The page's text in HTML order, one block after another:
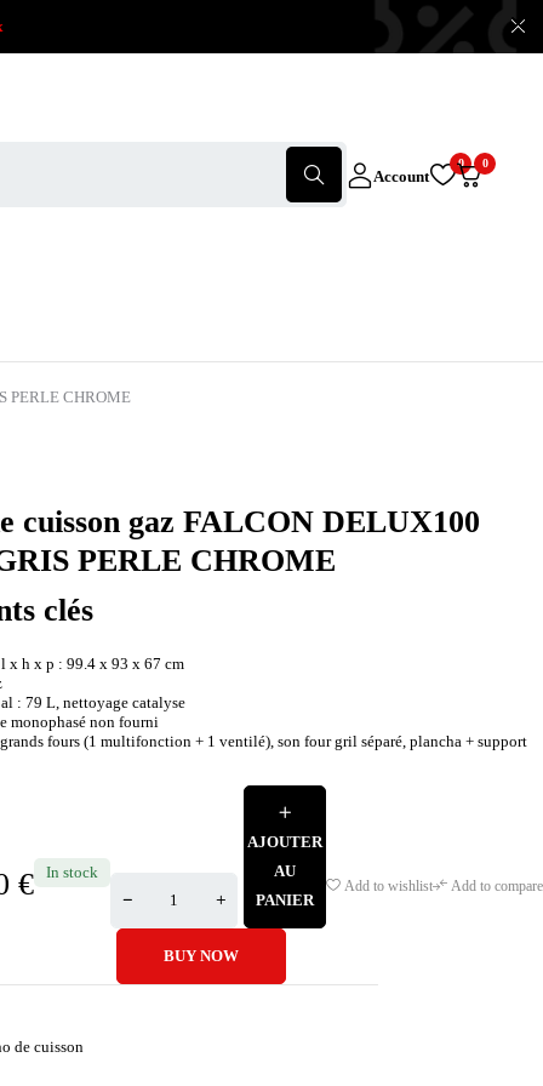
Account
0 0
PERLE CHROME
cuisson gaz FALCON DELUX100
PERLE CHROME
clés
x h x p : 99.4 x 93 x 67 cm
: 79 L, nettoyage catalyse
monophasé non fourni
fours (1 multifonction + 1 ventilé), son four gril séparé, plancha + support
€ In stock
AJOUTER
AU
PANIER
BUY NOW
Add to wishlist Add to compare
de cuisson